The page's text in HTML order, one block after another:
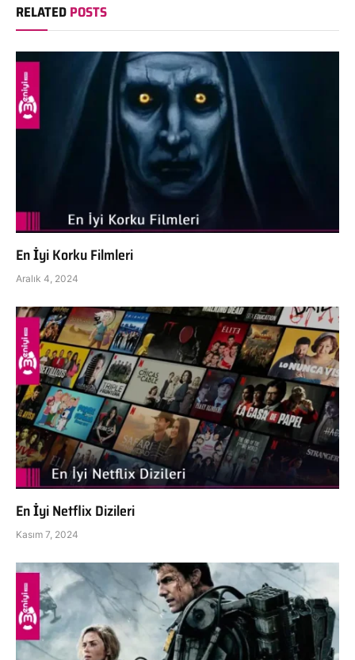
RELATEDPOSTS
En İyi Korku Filmleri
Aralık 4, 2024
En İyi Netflix Dizileri
Kasım 7, 2024